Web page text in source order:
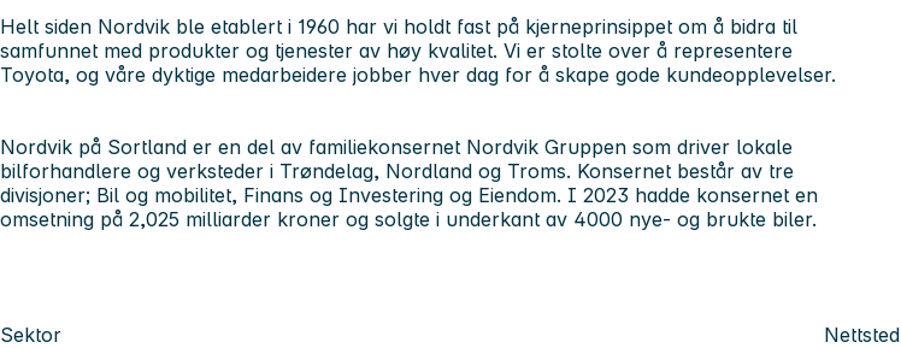
Helt siden Nordvik ble etablert i 1960 har vi holdt fast på kjerneprinsippet om å bidra til
samfunnet med produkter og tjenester av høy kvalitet. Vi er stolte over å representere
Toyota, og våre dyktige medarbeidere jobber hver dag for å skape gode kundeopplevelser.
Nordvik på Sortland er en del av familiekonsernet Nordvik Gruppen som driver lokale
bilforhandlere og verksteder i Trøndelag, Nordland og Troms. Konsernet består av tre
divisjoner; Bil og mobilitet, Finans og Investering og Eiendom. I 2023 hadde konsernet en
omsetning på 2,025 milliarder kroner og solgte i underkant av 4000 nye- og brukte biler.
Sektor
Nettsted